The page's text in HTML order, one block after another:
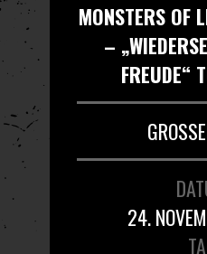
MONSTERS OF
–
FREUDE“
24.